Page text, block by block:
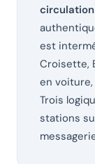
est
Croisette,
en
Trois
stations